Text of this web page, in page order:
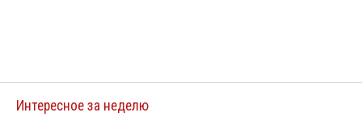
Интересное за неделю